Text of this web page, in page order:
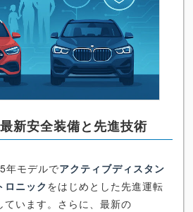
新安全装備と先進技術
年モデルでアクティブディスタン
ロニック をはじめとした先進運転
います。さらに、最新の